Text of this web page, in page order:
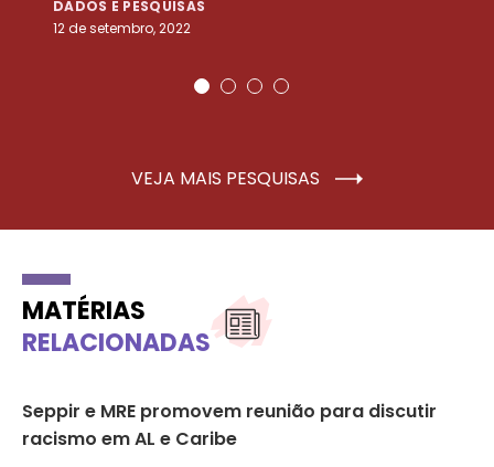
DADOS E PESQUISAS
12 de setembro, 2022
VEJA MAIS PESQUISAS
MATÉRIAS
RELACIONADAS
Seppir e MRE promovem reunião para discutir
racismo em AL e Caribe